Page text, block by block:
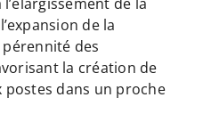
de la
des
la création de
postes dans un proche